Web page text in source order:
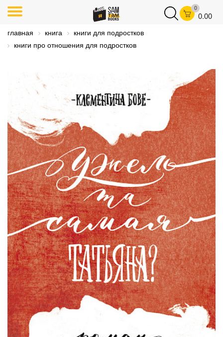
0
0.00
главная книга
книги для подростков
книги про отношения для подростков